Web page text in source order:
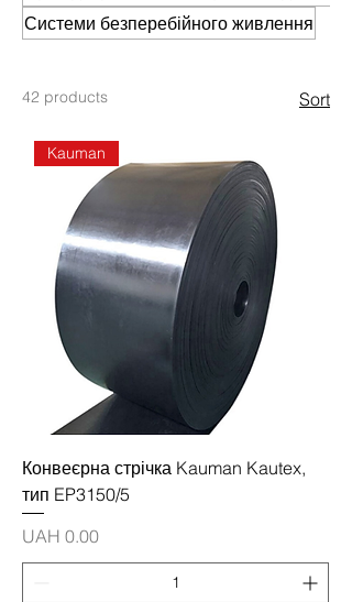
Системи безперебійного живлення
42 products Sort
Kauman
Конвеєрна стрічка Kauman Kautex,
тип EP3150/5
Price
UAH 0.00